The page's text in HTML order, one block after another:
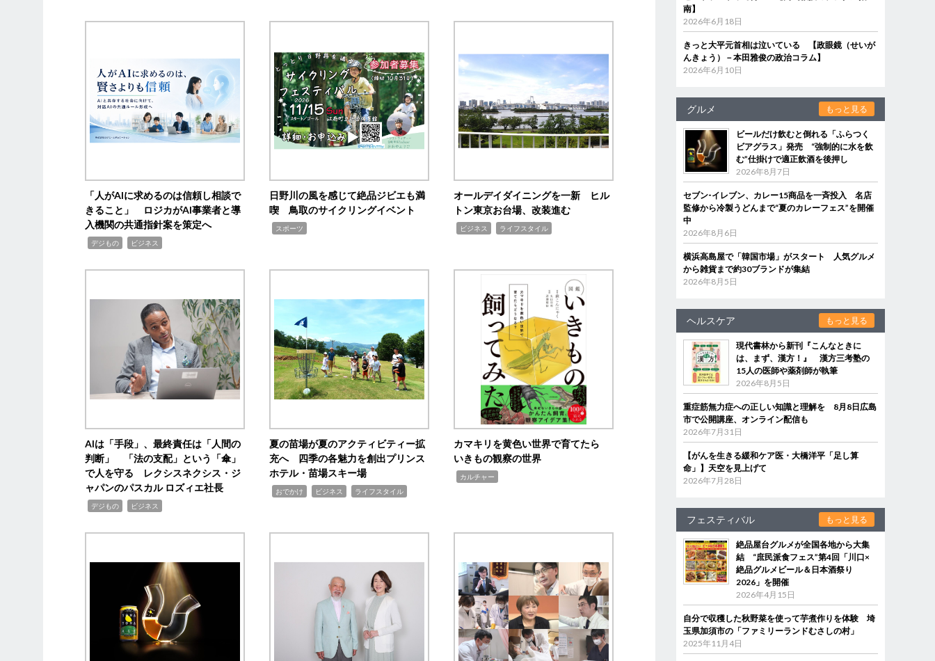
「人がAIに求めるのは信頼し相談で
きること」 ロジカがAI事業者と導
入機関の共通指針案を策定へ
デジもの ビジネス
日野川の風を感じて絶品ジビエも満
喫 鳥取のサイクリングイベント
スポーツ
オールデイダイニングを一新 ヒル
トン東京お台場、改装進む
ビジネス ライフスタイル
AIは「手段」、最終責任は「人間の
判断」 「法の支配」という「傘」
で人を守る レクシスネクシス・ジ
ャパンのパスカル ロズィエ社長
デジもの ビジネス
夏の苗場が夏のアクティビティー拡
充へ 四季の各魅力を創出プリンス
ホテル・苗場スキー場
おでかけ ビジネス ライフスタイル
カマキリを黄色い世界で育てたら
いきもの観察の世界
カルチャー
南】
2026年6月18日
きっと大平元首相は泣いている 【政眼鏡（せいが
んきょう）－本田雅俊の政治コラム】
2026年6月10日
グルメ もっと見る
ビールだけ飲むと倒れる「ふらつく
ビアグラス」発売 “強制的に水を飲
む”仕掛けで適正飲酒を後押し
2026年8月7日
セブン‐イレブン、カレー15商品を一斉投入 名店
監修から冷製うどんまで“夏のカレーフェス”を開催
中
2026年8月6日
横浜高島屋で「韓国市場」がスタート 人気グルメ
から雑貨まで約30ブランドが集結
2026年8月5日
ヘルスケア もっと見る
現代書林から新刊『こんなときに
は、まず、漢方！』 漢方三考塾の
15人の医師や薬剤師が執筆
2026年8月5日
重症筋無力症への正しい知識と理解を 8月8日広島
市で公開講座、オンライン配信も
2026年7月31日
【がんを生きる緩和ケア医・大橋洋平「足し算
命」】天空を見上げて
2026年7月28日
フェスティバル もっと見る
絶品屋台グルメが全国各地から大集
結 “庶民派食フェス”第4回「川口×
絶品グルメビール＆日本酒祭り
2026」を開催
2026年4月15日
自分で収穫した秋野菜を使って芋煮作りを体験 埼
玉県加須市の「ファミリーランドむさしの村」
2025年11月4日